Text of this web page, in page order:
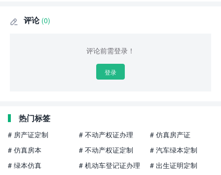
 评论 (0)
评论前需登录！
登录
热门标签
# 房产证定制 # 不动产权证办理
# 仿真房产证
# 仿真房本
# 不动产权证定制
# 汽车绿本定制
# 绿本仿真
# 机动车登记证办理
# 出生证明定制